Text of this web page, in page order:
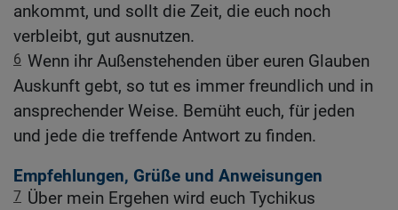
ankommt, und sollt die Zeit, die euch noch
verbleibt, gut ausnutzen.
6 Wenn ihr Außenstehenden über euren Glauben
Auskunft gebt, so tut es immer freundlich und in
ansprechender Weise. Bemüht euch, für jeden
und jede die treffende Antwort zu finden.
Empfehlungen, Grüße und Anweisungen
7 Über mein Ergehen wird euch Tychikus